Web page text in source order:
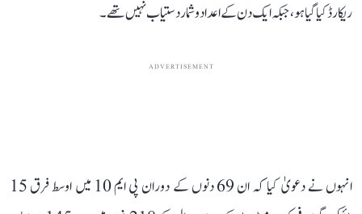
ریکارڈ کیا گیا ہو، جبکہ ایک دن کے اعداد و شمار دستیاب نہیں تھے۔
ADVERTISEMENT
انہوں نے دعویٰ کیا کہ ان 69 دنوں کے دوران پی ایم 10 میں اوسط فرق 15